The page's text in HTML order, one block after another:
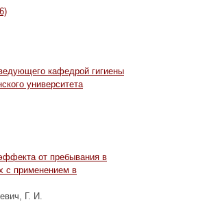
кафедрой гигиены
университета
от пребывания в
с применением в
Г. И.